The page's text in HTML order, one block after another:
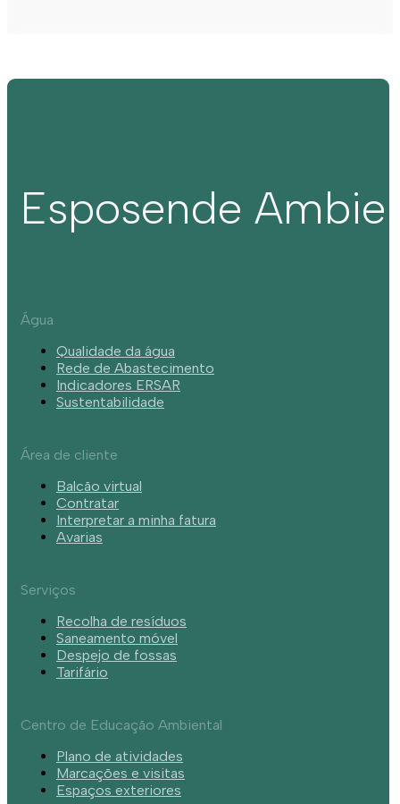
Esposende
Água
Qualidade da água
Rede de Abastecimento
Indicadores ERSAR
Sustentabilidade
Área de cliente
Balcão virtual
Contratar
Interpretar a minha fatura
Avarias
Serviços
Recolha de resíduos
Saneamento móvel
Despejo de fossas
Tarifário
Centro de Educação Ambiental
Plano de atividades
Marcações e visitas
Espaços exteriores